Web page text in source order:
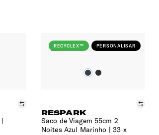
Comparar
RECYCLEX™ PERSONALISAR
RESPARK
Saco de Viagem 55cm 2
Noites Azul Marinho
33 x